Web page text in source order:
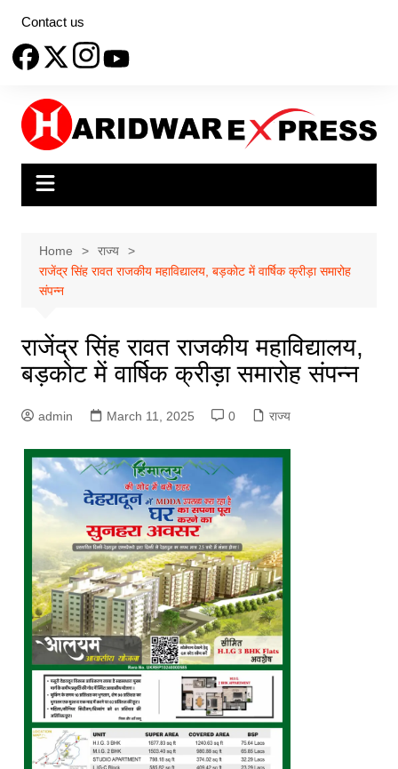
content
Contact us
Home
राज्य
राजेंद्र सिंह रावत राजकीय महाविद्यालय, बड़कोट में वार्षिक क्रीड़ा समारोह
संपन्न
राजेंद्र सिंह रावत राजकीय महाविद्यालय,
बड़कोट में वार्षिक क्रीड़ा समारोह संपन्न
admin March 11, 2025 0 राज्य